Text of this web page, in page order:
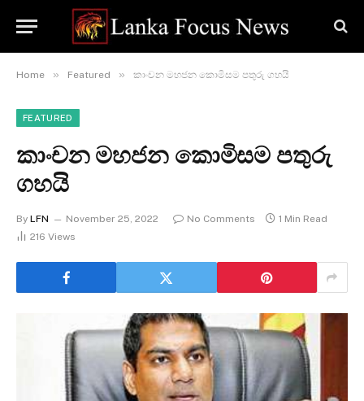
Home » Featured » කාංචන මහජන කොමිසම පතුරු ගහයි
FEATURED
කාංචන මහජන කොමිසම පතුරු
ගහයි
By LFN November 25, 2022 No Comments
1 Min Read
216 Views